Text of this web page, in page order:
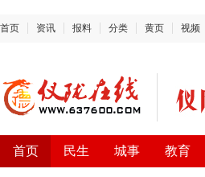
首页 资讯 报料 分类 黄页 视频
首页 民生 城事 教育